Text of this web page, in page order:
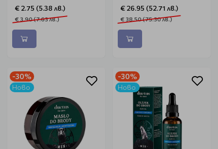
€ 2.75 (5.38 лв.)
€ 3.90 (7.63 лв.)
€ 26.95 (52.71 лв.)
€ 38.50 (75.30 лв.)
-30%
Ново
-30%
Ново